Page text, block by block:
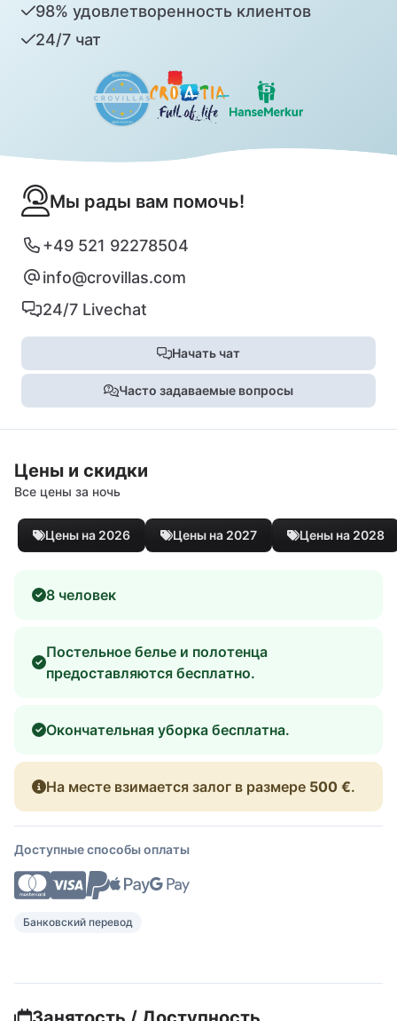
98% удовлетворенность клиентов
24/7 чат
Мы рады вам помочь!
+49 521 92278504
info@crovillas.com
24/7 Livechat
Начать чат
Часто задаваемые вопросы
Цены и скидки
Все цены за ночь
Цены на 2026 Цены на 2027 Цены на 2028
8 человек
Постельное белье и полотенца
предоставляются бесплатно.
Окончательная уборка бесплатна.
На месте взимается залог в размере 500 €.
Доступные способы оплаты
Банковский перевод